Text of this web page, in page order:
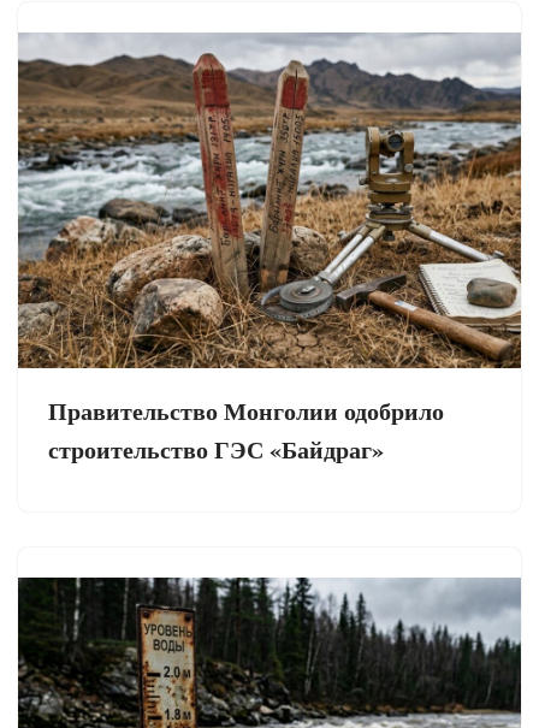
Правительство Монголии одобрило
строительство ГЭС «Байдраг»